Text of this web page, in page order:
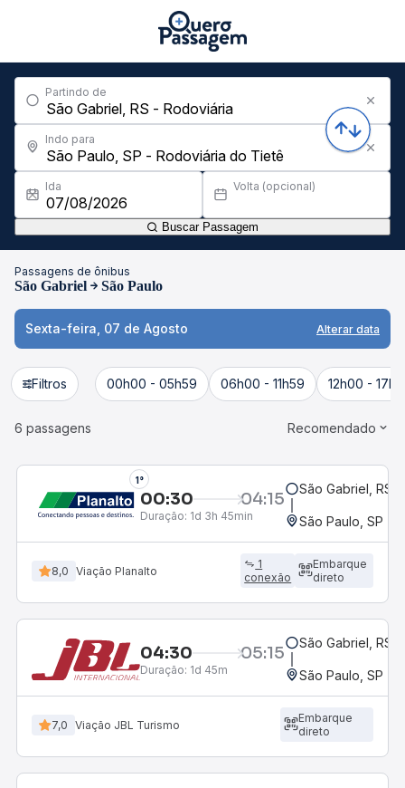
Partindo de
Indo para
Ida Volta (opcional)
Buscar Passagem
Passagens de ônibus
São Gabriel São Paulo
Sexta-feira, 07 de Agosto Alterar data
Filtros 00h00 - 05h59 06h00 - 11h59 12h00 -
6 passagens Recomendado
1°
00:30 04:15
Duração: 1d 3h 45min
São Gabriel, RS
São Paulo, SP -
8,0 Viação Planalto
1
conexão
Embarque
direto
04:30 05:15
Duração: 1d 45m
São Gabriel, RS
São Paulo, SP -
7,0 Viação JBL Turismo
Embarque
direto